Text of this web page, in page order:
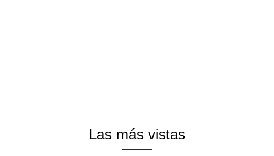
Las más vistas